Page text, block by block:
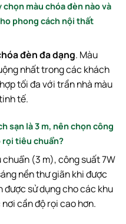
chọn màu chóa đèn nào và
phong cách nội thất
đèn đa dạng. Màu
nhất trong các khách
tối đa với trần nhà màu
tế.
sạn là3 m, nên chọn công
rọi tiêu chuẩn?
chuẩn (3 m), công suất7W
nền thư giãn khi được
được sử dụng cho các khu
cần độ rọi cao hơn.